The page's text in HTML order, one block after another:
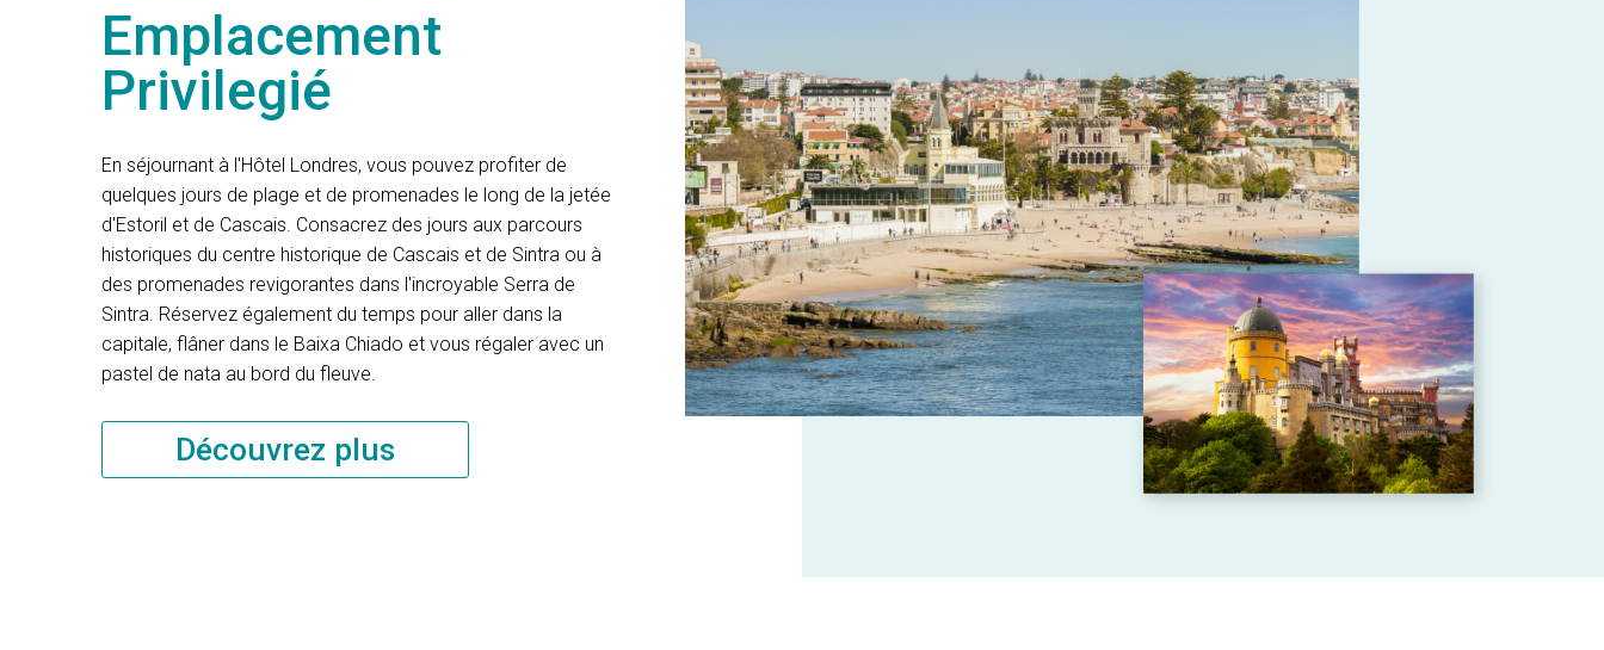
Emplacement
Privilegié
En séjournant à l'Hôtel Londres, vous pouvez profiter de
quelques jours de plage et de promenades le long de la jetée
d'Estoril et de Cascais. Consacrez des jours aux parcours
historiques du centre historique de Cascais et de Sintra ou à
des promenades revigorantes dans l'incroyable Serra de
Sintra. Réservez également du temps pour aller dans la
capitale, flâner dans le Baixa Chiado et vous régaler avec un
pastel de nata au bord du fleuve.
Découvrez plus